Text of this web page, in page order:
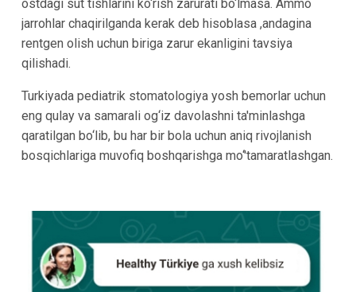
ostdagi sut tishlarini ko‘rish zarurati bo‘lmasa. Ammo
jarrohlar chaqirilganda kerak deb hisoblasa ,andagina
rentgen olish uchun biriga zarur ekanligini tavsiya
qilishadi.
Turkiyada pediatrik stomatologiya yosh bemorlar uchun
eng qulay va samarali og‘iz davolashni ta'minlashga
qaratilgan bo‘lib, bu har bir bola uchun aniq rivojlanish
bosqichlariga muvofiq boshqarishga mo‘'tamaratlashgan.